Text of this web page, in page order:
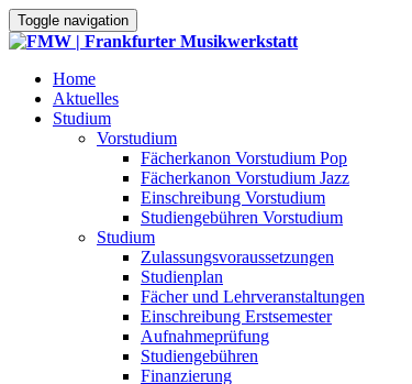
Toggle navigation
Home
Aktuelles
Studium
Vorstudium
Fächerkanon Vorstudium Pop
Fächerkanon Vorstudium Jazz
Einschreibung Vorstudium
Studiengebühren Vorstudium
Studium
Zulassungsvoraussetzungen
Studienplan
Fächer und Lehrveranstaltungen
Einschreibung Erstsemester
Aufnahmeprüfung
Studiengebühren
Finanzierung